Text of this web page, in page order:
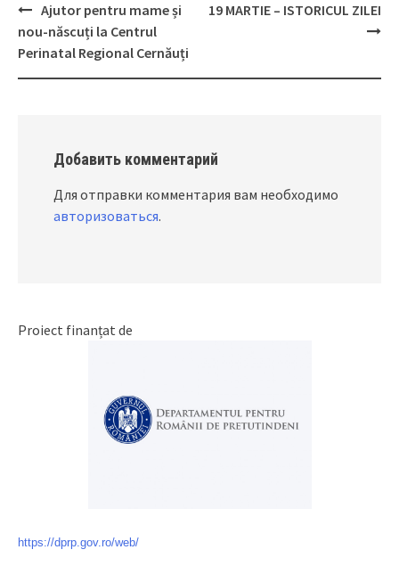
Post
navigation
Ajutor pentru mame și
nou-născuți la Centrul
Perinatal Regional Cernăuți
19 MARTIE – ISTORICUL ZILEI
Добавить комментарий
Для отправки комментария вам необходимо
авторизоваться.
Proiect finanțat de
https://dprp.gov.ro/web/